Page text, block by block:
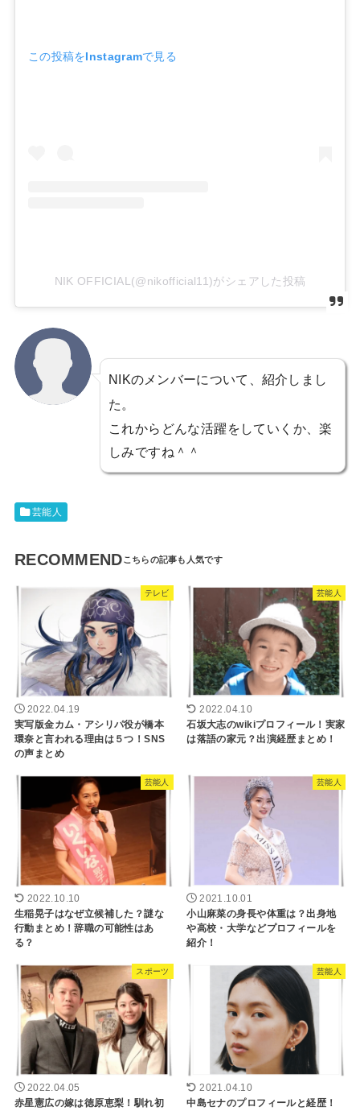
この投稿をInstagramで見る
NIK OFFICIAL(@nikofficial11)がシェアした投稿
NIKのメンバーについて、紹介しまし
た。
これからどんな活躍をしていくか、楽
しみですね＾＾
芸能人
RECOMMEND
テレビ
2022.04.19
実写版金カム・アシリパ役が橋本
環奈と言われる理由は５つ！SNS
の声まとめ
芸能人
2022.04.10
石坂大志のwikiプロフィール！実家
は落語の家元？出演経歴まとめ！
芸能人
2022.10.10
生稲晃子はなぜ立候補した？謎な
行動まとめ！辞職の可能性はあ
る？
芸能人
2021.10.01
小山麻菜の身長や体重は？出身地
や高校・大学などプロフィールを
紹介！
スポーツ
2022.04.05
赤星憲広の嫁は徳原恵梨！馴れ初
芸能人
2021.04.10
中島セナのプロフィールと経歴！